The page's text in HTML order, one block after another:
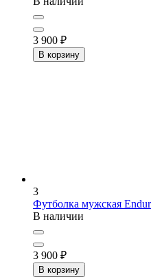
3 900 ₽
В корзину
3
Футболка мужская
В наличии
3 900 ₽
В корзину